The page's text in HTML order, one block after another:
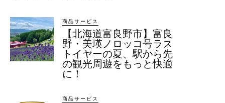
商品サービス
【北海道富良野市】富良
野・美瑛ノロッコ号ラス
トイヤーの夏、駅から先
の観光周遊をもっと快適
に！
商品サービス